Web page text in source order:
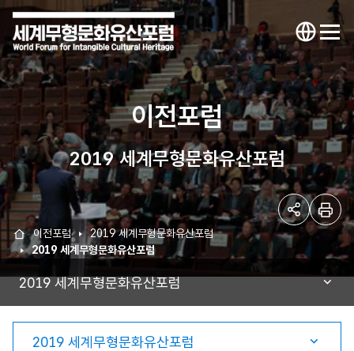
세
계
무
형
문
화
유
산
포
언
선
택
KOR
ENG
전
메
뉴
열
기
이전포럼
2019 세계무형문화유산포럼
홈 이전포럼
2019 세계무형문화유산포럼
2019 세계무형문화유산포럼
2019 세계무형문화유산포럼
2024 세계무형문화유산포럼
2019 세계무형문화유산포럼
공
유
하
기
인